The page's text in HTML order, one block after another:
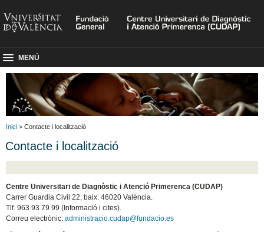
MENÚ
Inici > Contacte i localització
Contacte i localització
Centre Universitari de Diagnòstic i Atenció Primerenca (CUDAP)
Carrer Guardia Civil 22, baix. 46020 València.
Tlf. 963 93 79 99 (Informació i cites).
Correu electrònic:administracio.cudap@fundacio.es